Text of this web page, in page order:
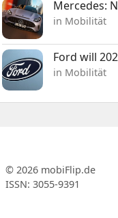
Mercedes:
in Mobilität
Ford will
in Mobilität
© 2026 mobiFlip.de
ISSN: 3055-9391